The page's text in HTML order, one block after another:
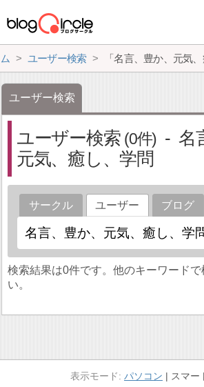
ユーザー検索
ユーザー検索
ユーザー検索 0
名
元気、癒し、学問
サークル ユーザー ブログ
検索結果は0件です。他のキーワード
い。
パソコン スマー